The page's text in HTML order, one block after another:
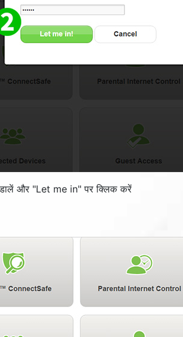
डालें और "Let me in" पर क्लिक करें